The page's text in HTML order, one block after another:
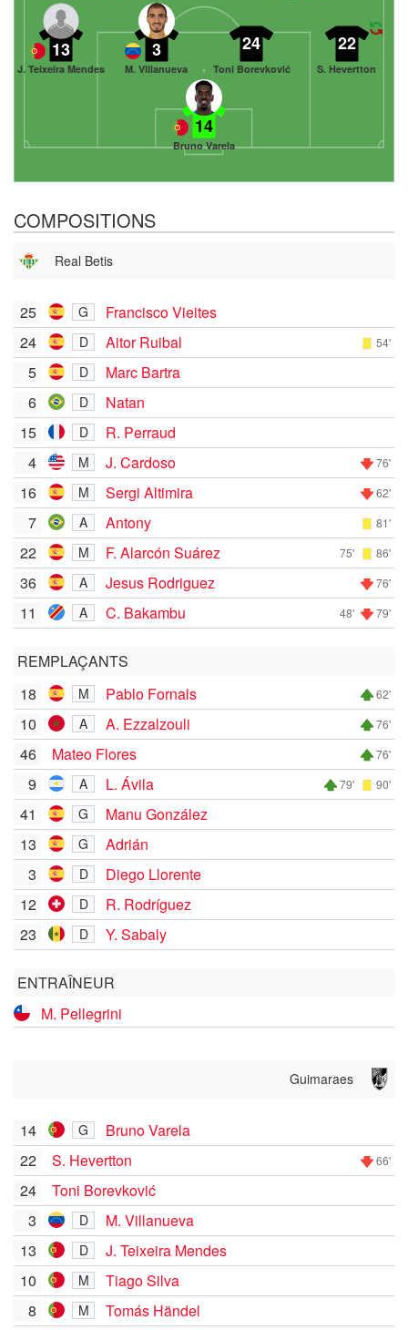
14
Bruno Varela
13
J. Teixeira Mendes
3
M. Villanueva
24
Toni Borevković
22
S. Hevertton
COMPOSITIONS
Real Betis
25 G
Francisco Vieites
24
D Aitor Ruibal 54'
5 D
Marc Bartra
6
D
Natan
15
D
R. Perraud
4
M J. Cardoso 76'
16 M Sergi Altimira 62'
7 A Antony 81'
22 M F. Alarcón Suárez 75' 86'
36 A Jesus Rodriguez 76'
11 A C. Bakambu 48' 79'
REMPLAÇANTS
18
M Pablo Fornals 62'
10 A A. Ezzalzouli 76'
46 Mateo Flores 76'
9 A L. Ávila 79' 90'
41 G
Manu González
13
G
Adrián
3
D
Diego Llorente
12
D
R. Rodríguez
23
D Y. Sabaly
ENTRAÎNEUR
M. Pellegrini
Guimaraes
14 G
Bruno Varela
22
S. Hevertton 66'
24
Toni Borevković
3
D
M. Villanueva
13
D
J. Teixeira Mendes
10
M
Tiago Silva
8
M
Tomás Händel